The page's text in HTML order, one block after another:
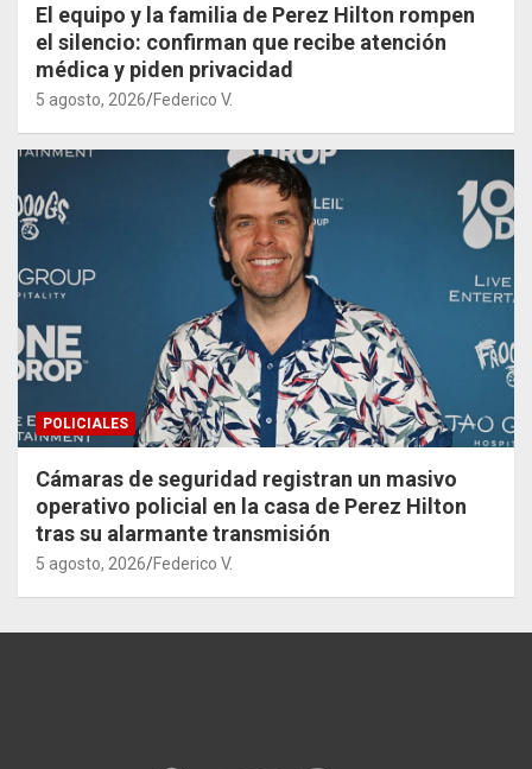
El equipo y la familia de Perez Hilton rompen
el silencio: confirman que recibe atención
médica y piden privacidad
5 agosto, 2026 Federico V.
POLICIALES
Cámaras de seguridad registran un masivo
operativo policial en la casa de Perez Hilton
tras su alarmante transmisión
5 agosto, 2026 Federico V.